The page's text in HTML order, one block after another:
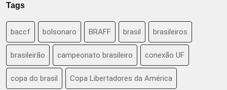
Tags
baccf bolsonaro BRAFF brasil brasileiros
brasileirão campeonato brasileiro conexão UF
copa do brasil Copa Libertadores da América